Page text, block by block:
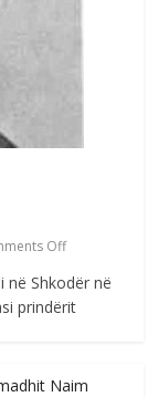
Shala -
Off
Off
në Shkodër në
prindërit
Naim